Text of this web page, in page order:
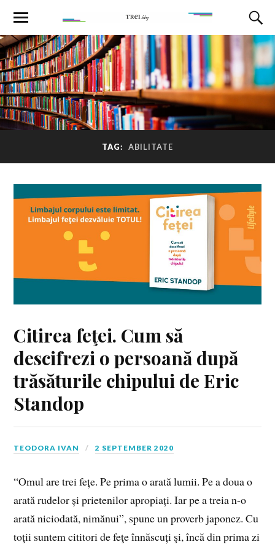
TAG: ABILITATE
Citirea feţei. Cum să
descifrezi o persoană după
trăsăturile chipului de Eric
Standop
TEODORA IVAN 2 SEPTEMBER 2020
“Omul are trei fețe. Pe prima o arată lumii. Pe a doua o
arată rudelor și prietenilor apropiați. Iar pe a treia n-o
arată niciodată, nimănui”, spune un proverb japonez. Cu
toţii suntem cititori de feţe înnăscuți şi, încă din prima zi